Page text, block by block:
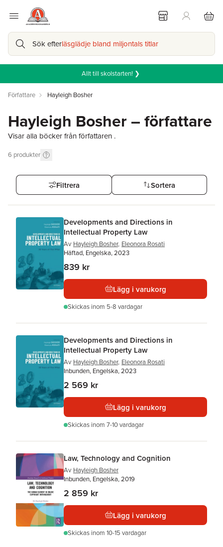
Sök efterläsglädje bland miljontals titlar
Allt till skolstarten! ❯
Författare Hayleigh Bosher
Hayleigh Bosher – författare
Visar alla böcker från författaren .
6 produkter
Filtrera Sortera
Developments and Directions in
Intellectual Property Law
Av Hayleigh Bosher, Eleonora Rosati
Häftad, Engelska, 2023
839 kr
Lägg i varukorg
Skickas inom 5-8 vardagar
Developments and Directions in
Intellectual Property Law
Av Hayleigh Bosher, Eleonora Rosati
Inbunden, Engelska, 2023
2 569 kr
Lägg i varukorg
Skickas inom 7-10 vardagar
Law, Technology and Cognition
Av Hayleigh Bosher
Inbunden, Engelska, 2019
2 859 kr
Lägg i varukorg
Skickas inom 10-15 vardagar